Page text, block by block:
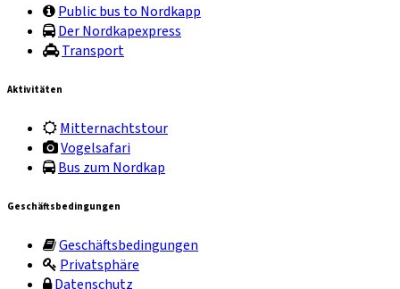
Public bus to Nordkapp
Der Nordkapexpress
Transport
Aktivitäten
Mitternachtstour
Vogelsafari
Bus zum Nordkap
Geschäftsbedingungen
Geschäftsbedingungen
Privatsphäre
Datenschutz